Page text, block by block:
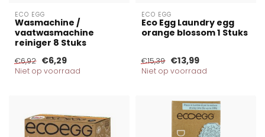
ECO EGG
Wasmachine /
vaatwasmachine
reiniger 8 Stuks
€6,92 €6,29
Niet op voorraad
ECO EGG
Eco Egg Laundry egg
orange blossom 1 Stuks
€15,39 €13,99
Niet op voorraad